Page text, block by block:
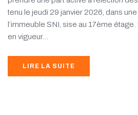
tenu le jeudi 29 janvier 2026, dans
l’immeuble SNI, sise au 17ème
en vigueur...
LIRE LA SUITE